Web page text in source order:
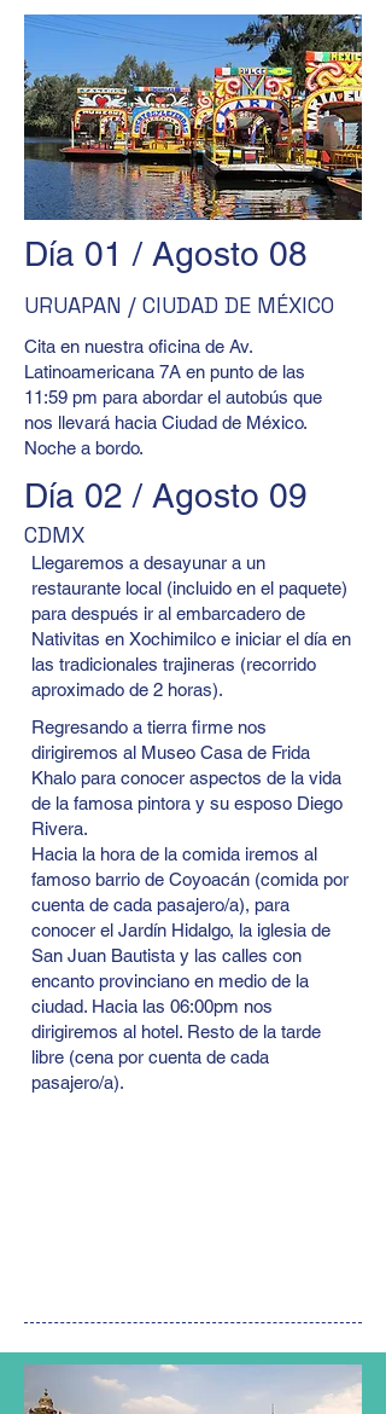
Día 01 / Agosto 08
URUAPAN / CIUDAD DE MÉXICO
Cita en nuestra oficina de Av.
Latinoamericana 7A en punto de las
11:59 pm para abordar el autobús que
nos llevará hacia Ciudad de México.
Noche a bordo.
Día 02 / Agosto 09
CDMX
Llegaremos a desayunar a un
restaurante local (incluido en el paquete)
para después ir al embarcadero de
Nativitas en Xochimilco e iniciar el día en
las tradicionales trajineras (recorrido
aproximado de 2 horas).
Regresando a tierra firme nos
dirigiremos al Museo Casa de Frida
Khalo para conocer aspectos de la vida
de la famosa pintora y su esposo Diego
Rivera.
Hacia la hora de la comida iremos al
famoso barrio de Coyoacán (comida por
cuenta de cada pasajero/a), para
conocer el Jardín Hidalgo, la iglesia de
San Juan Bautista y las calles con
encanto provinciano en medio de la
ciudad. Hacia las 06:00pm nos
dirigiremos al hotel. Resto de la tarde
libre (cena por cuenta de cada
pasajero/a).